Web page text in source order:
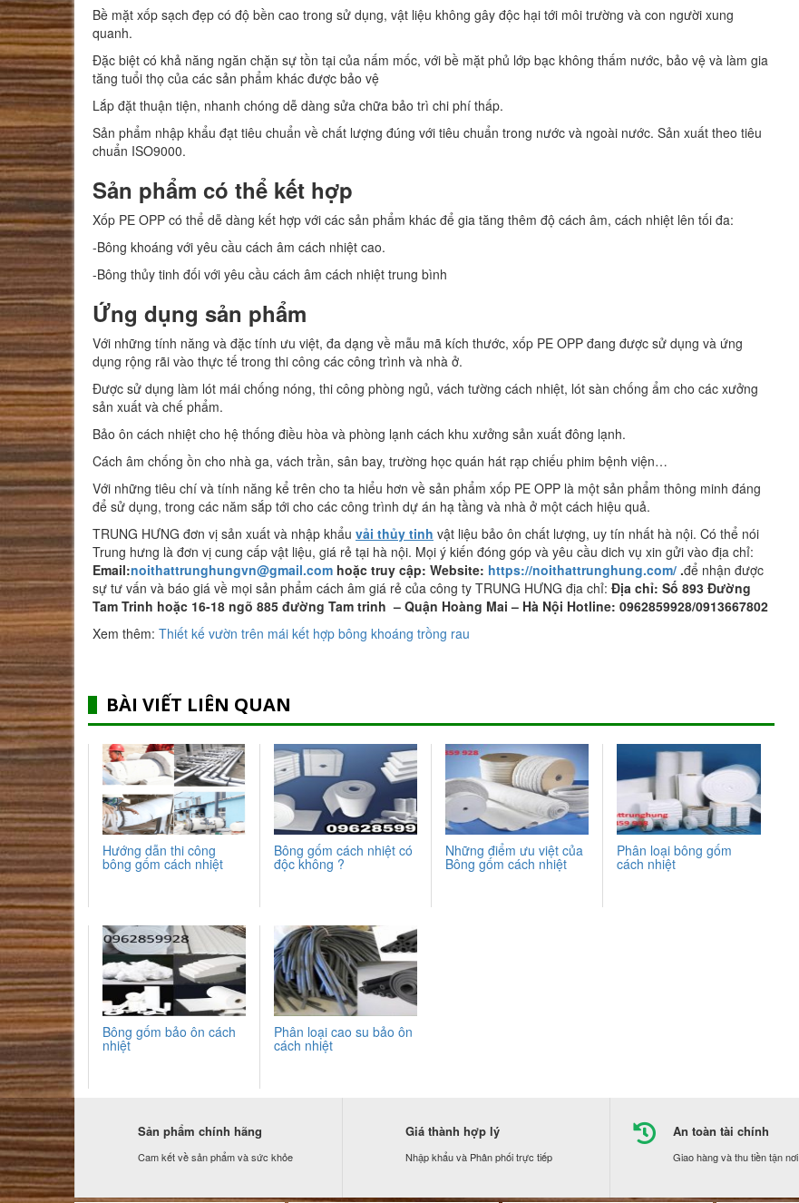
Bề mặt xốp sạch đẹp có độ bền cao trong sử dụng, vật liệu không gây độc hại tới môi trường và con người xung
quanh.
Đặc biệt có khả năng ngăn chặn sự tồn tại của nấm mốc, với bề mặt phủ lớp bạc không thấm nước, bảo vệ và làm gia
tăng tuổi thọ của các sản phẩm khác được bảo vệ
Lắp đặt thuận tiện, nhanh chóng dễ dàng sửa chữa bảo trì chi phí thấp.
Sản phẩm nhập khẩu đạt tiêu chuẩn về chất lượng đúng với tiêu chuẩn trong nước và ngoài nước. Sản xuất theo tiêu
chuẩn ISO9000.
Sản phẩm có thể kết hợp
Xốp PE OPP có thể dễ dàng kết hợp với các sản phẩm khác để gia tăng thêm độ cách âm, cách nhiệt lên tối đa:
-Bông khoáng với yêu cầu cách âm cách nhiệt cao.
-Bông thủy tinh đối với yêu cầu cách âm cách nhiệt trung bình
Ứng dụng sản phẩm
Với những tính năng và đặc tính ưu việt, đa dạng về mẫu mã kích thước, xốp PE OPP đang được sử dụng và ứng
dụng rộng rãi vào thực tế trong thi công các công trình và nhà ở.
Được sử dụng làm lót mái chống nóng, thi công phòng ngủ, vách tường cách nhiệt, lót sàn chống ẩm cho các xưởng
sản xuất và chế phẩm.
Bảo ôn cách nhiệt cho hệ thống điều hòa và phòng lạnh cách khu xưởng sản xuất đông lạnh.
Cách âm chống ồn cho nhà ga, vách trần, sân bay, trường học quán hát rạp chiếu phim bệnh viện…
Với những tiêu chí và tính năng kể trên cho ta hiểu hơn về sản phẩm xốp PE OPP là một sản phẩm thông minh đáng
để sử dụng, trong các năm sắp tới cho các công trình dự án hạ tầng và nhà ở một cách hiệu quả.
TRUNG HƯNG đơn vị sản xuất và nhập khẩu vải thủy tinh vật liệu bảo ôn chất lượng, uy tín nhất hà nội. Có thể nói
Trung hưng là đơn vị cung cấp vật liệu, giá rẻ tại hà nội. Mọi ý kiến đóng góp và yêu cầu dich vụ xin gửi vào địa chỉ:
Email:noithattrunghungvn@gmail.com hoặc truy cập: Website: https://noithattrunghung.com/ .để nhận được
sự tư vấn và báo giá về mọi sản phẩm cách âm giá rẻ của công ty TRUNG HƯNG địa chỉ: Địa chỉ: Số 893 Đường
Tam Trinh hoặc 16-18 ngõ 885 đường Tam trinh – Quận Hoàng Mai – Hà Nội Hotline: 0962859928/0913667802
Xem thêm: Thiết kế vườn trên mái kết hợp bông khoáng trồng rau
BÀI VIẾT LIÊN QUAN
Hướng dẫn thi công
bông gốm cách nhiệt
Bông gốm cách nhiệt có
độc không ?
Những điểm ưu việt của
Bông gốm cách nhiệt
Phân loại bông gốm
cách nhiệt
Bông gốm bảo ôn cách
nhiệt
Phân loại cao su bảo ôn
cách nhiệt
Sản phẩm chính hãng
Cam kết về sản phẩm và sức khỏe
Giá thành hợp lý
Nhập khẩu và Phân phối trực tiếp
An toàn tài chính
Giao hàng và thu tiền tận nơi